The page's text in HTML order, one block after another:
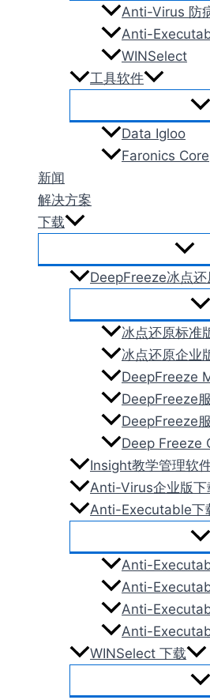
Anti-Virus 防
Anti-
WINSelect
工具软件
Data Igloo
Faronics Core
新闻
解决方案
下载
DeepFreeze冰点还
冰点还原标准
冰点还原企业
DeepFreeze
DeepFreeze
DeepFreeze
Deep Freeze
Insight教学管理软
Anti-Virus企业版下
Anti-Executable下
Anti-
Anti-
Anti-
Anti-
WINSelect 下载